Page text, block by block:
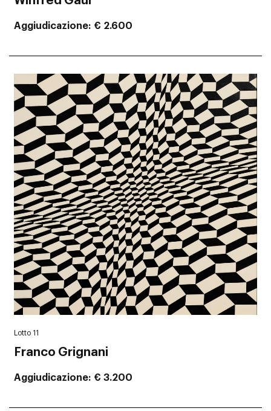
Aggiudicazione € 2.600
Lotto 11
Franco Grignani
Aggiudicazione € 3.200